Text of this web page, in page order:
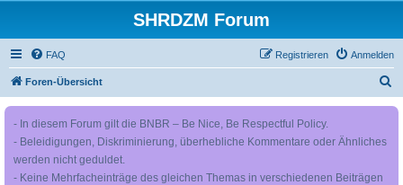
SHRDZM Forum
FAQ Anmelden
Registrieren
Foren-Übersicht
- In diesem Forum gilt die BNBR – Be Nice, Be Respectful Policy.
- Beleidigungen, Diskriminierung, überhebliche Kommentare oder Ähnliches
werden nicht geduldet.
- Keine Mehrfacheinträge des gleichen Themas in verschiedenen Beiträgen